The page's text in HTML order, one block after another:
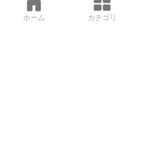
ホーム カテゴリ